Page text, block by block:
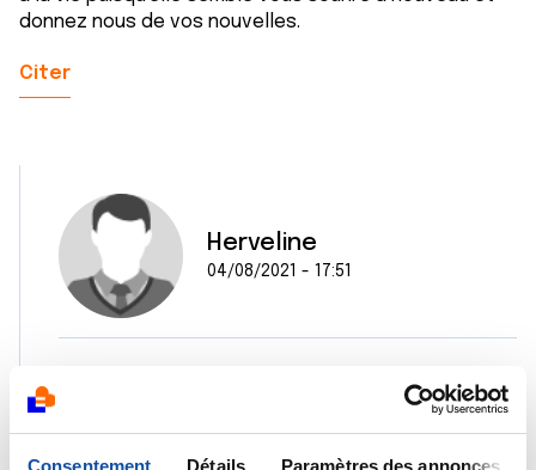
Consentement Détails Paramètres des annonces
donnez nous de vos nouvelles.
Citer
Herveline
04/08/2021 - 17:51
Merci pour votre commentaire et c'est tout à fait
exact . en vous lisant mes larmes ont coulé et je
me sens aussi honteuse de pouvoir avoir ce
ressenti car en effet mon entourage a aussi vécu